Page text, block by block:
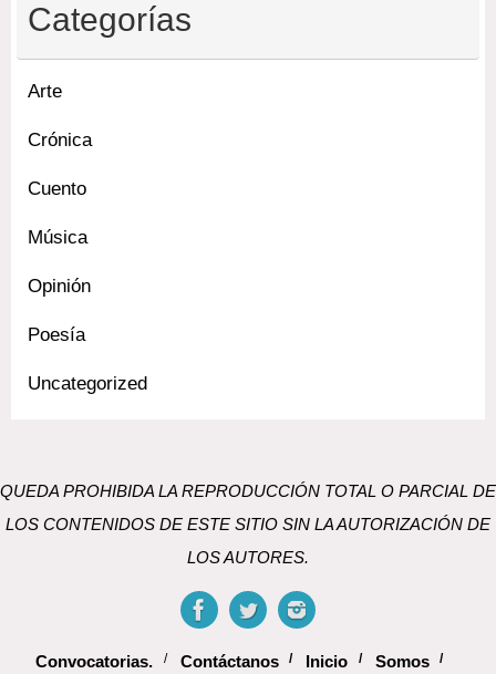
Categorías
Arte
Crónica
Cuento
Música
Opinión
Poesía
Uncategorized
QUEDA PROHIBIDA LA REPRODUCCIÓN TOTAL O PARCIAL DE
LOS CONTENIDOS DE ESTE SITIO SIN LA AUTORIZACIÓN DE
LOS AUTORES.
Convocatorias. Contáctanos Inicio Somos